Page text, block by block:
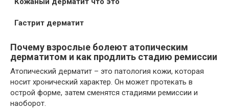
Гастрит дерматит
Почему взрослые болеют атопическим
дерматитом и как продлить стадию ремиссии
Атопический дерматит – это патология кожи, которая
носит хронический характер. Он может протекать в
острой форме, затем сменятся стадиями ремиссии и
наоборот.